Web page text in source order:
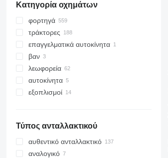
Κατηγορία οχημάτων
φορτηγά
τράκτορες
επαγγελματικά αυτοκίνητα
βαν
λεωφορεία
αυτοκίνητα
εξοπλισμοί
γερανοφόρα φορτηγά
Τύπος ανταλλακτικού
αυθεντικό ανταλλακτικό
αναλογικό